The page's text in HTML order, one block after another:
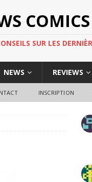
SUR LES
NEWS REVIEWS
INSCRIPTION